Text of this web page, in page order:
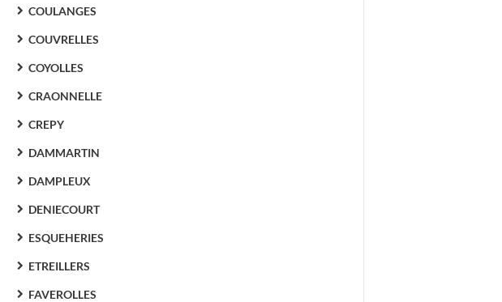
COULANGES
COUVRELLES
COYOLLES
CRAONNELLE
CREPY
DAMMARTIN
DAMPLEUX
DENIECOURT
ESQUEHERIES
ETREILLERS
FAVEROLLES